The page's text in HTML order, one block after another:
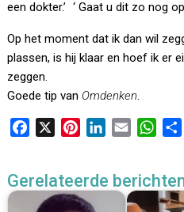
een dokter.’ ‘ Gaat u dit zo nog
Op het moment dat ik dan wil
plassen, is hij klaar en hoef ik er
zeggen.
Goede tip van Omdenken.
e
t
e
k
i
l
W
t
s
Gerelateerde